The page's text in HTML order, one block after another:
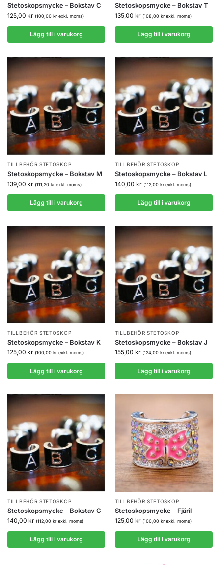
Stetoskopsmycke – Bokstav C
125,00 kr (100,00 krexkl. moms)
Lägg till i varukorg
Stetoskopsmycke – Bokstav T
135,00 kr (108,00 krexkl. moms)
Lägg till i varukorg
TILLBEHÖR STETOSKOP
Stetoskopsmycke – Bokstav M
139,00 kr (111,20 krexkl. moms)
Lägg till i varukorg
TILLBEHÖR STETOSKOP
Stetoskopsmycke – Bokstav L
140,00 kr (112,00 krexkl. moms)
Lägg till i varukorg
TILLBEHÖR STETOSKOP
Stetoskopsmycke – Bokstav K
125,00 kr (100,00 krexkl. moms)
Lägg till i varukorg
TILLBEHÖR STETOSKOP
Stetoskopsmycke – Bokstav J
155,00 kr (124,00 krexkl. moms)
Lägg till i varukorg
TILLBEHÖR STETOSKOP
Stetoskopsmycke – Bokstav G
140,00 kr (112,00 krexkl. moms)
Lägg till i varukorg
TILLBEHÖR STETOSKOP
Stetoskopsmycke – Fjäril
125,00 kr (100,00 krexkl. moms)
Lägg till i varukorg